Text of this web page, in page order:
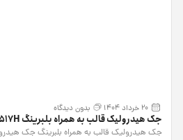
20 خرداد 1404 بدون دیدگاه
جک هیدرولیک قالب به همراه بلبرینگ H.S-517H
جک هیدرولیک قالب به همراه بلبرینگ جک